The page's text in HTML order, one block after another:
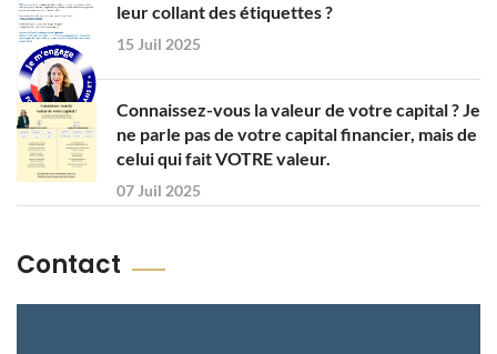
leur collant des étiquettes ?
15 Juil 2025
Connaissez-vous la valeur de votre capital ? Je
ne parle pas de votre capital financier, mais de
celui qui fait VOTRE valeur.
07 Juil 2025
Contact